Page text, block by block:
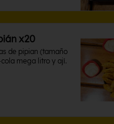
x20
de pipian (tamaño
mega litro y ají.